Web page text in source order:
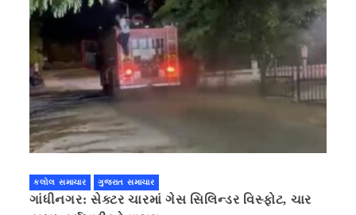
કલોલ સમાચાર ગુજરાત સમાચાર
ગાંધીનગર: સેક્ટર ચારમાં ગેસ સિલિન્ડર વિસ્ફોટ, ચાર